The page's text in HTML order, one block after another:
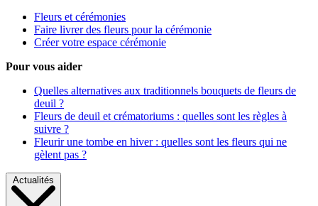
Fleurs et cérémonies
Faire livrer des fleurs pour la cérémonie
Créer votre espace cérémonie
Pour vous aider
Quelles alternatives aux traditionnels bouquets de fleurs de
deuil ?
Fleurs de deuil et crématoriums : quelles sont les règles à
suivre ?
Fleurir une tombe en hiver : quelles sont les fleurs qui ne
gèlent pas ?
Actualités